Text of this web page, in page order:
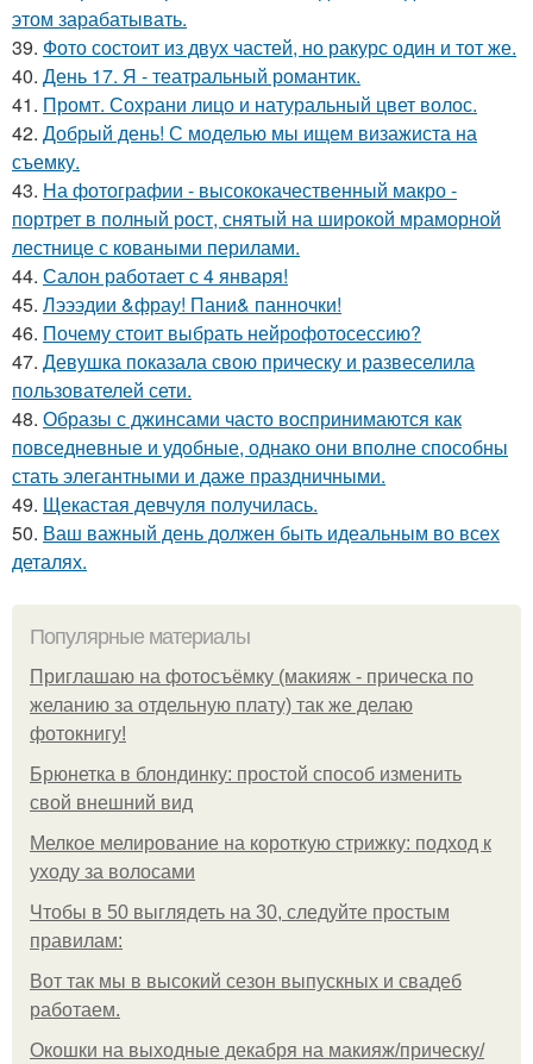
этом зарабатывать.
39. Фото состоит из двух частей, но ракурс один и тот же.
40. День 17. Я - театральный романтик.
41. Промт. Сохрани лицо и натуральный цвет волос.
42. Добрый день! С моделью мы ищем визажиста на
съемку.
43. На фотографии - высококачественный макро -
портрет в полный рост, снятый на широкой мраморной
лестнице с коваными перилами.
44. Салон работает с 4 января!
45. Лэээдии &фрау! Пани& панночки!
46. Почему стоит выбрать нейрофотосессию?
47. Девушка показала свою прическу и развеселила
пользователей сети.
48. Образы с джинсами часто воспринимаются как
повседневные и удобные, однако они вполне способны
стать элегантными и даже праздничными.
49. Щекастая девчуля получилась.
50. Ваш важный день должен быть идеальным во всех
деталях.
Популярные материалы
Приглашаю на фотосъёмку (макияж - прическа по
желанию за отдельную плату) так же делаю
фотокнигу!
Брюнетка в блондинку: простой способ изменить
свой внешний вид
Мелкое мелирование на короткую стрижку: подход к
уходу за волосами
Чтобы в 50 выглядеть на 30, следуйте простым
правилам:
Вот так мы в высокий сезон выпускных и свадеб
работаем.
Окошки на выходные декабря на макияж/прическу/